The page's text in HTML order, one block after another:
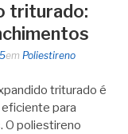
triturado:
em Poliestireno
triturado é
para
O poliestireno